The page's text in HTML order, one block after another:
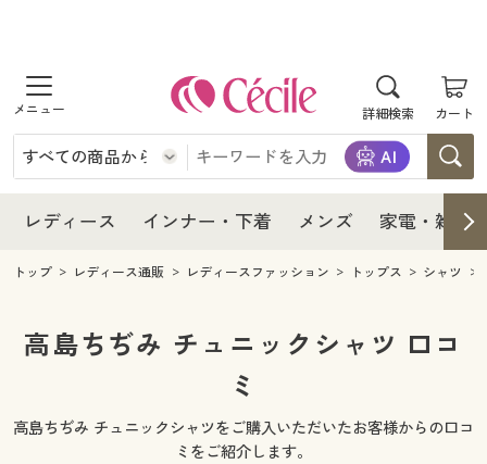
詳細検索 カート
商品を探す
レディース
レディースファッション
女性下着
インナー・下着
インナー・下着通販すべて
女性下着
ジュニア・ティーンズ下着
メンズ
メンズ通販すべて
家電・雑貨
寝具・インテリア・家具通販すべて
レディース インナー・下着 メンズ 家電・雑貨
レディース
レディース通販すべて
レディースファッション
インナー・下着
インナー・下着通販すべて
メンズ
キッチン・雑貨・日用品
寝具・インテリア・家具通販すべて
家具・収納
美容・健康通販すべて
制服・スクール
トップ レディース通販 レディースファッション トップス シャツ
高島ちぢみ チュニックシャツ 口コ
ミ
高島ちぢみ チュニックシャツをご購入いただいたお客様からの口コ
ミをご紹介します。